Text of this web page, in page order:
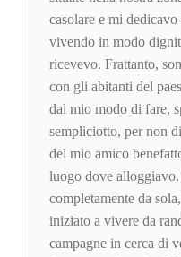
casolare e mi
vivendo in modo
ricevevo. Frattanto,
con gli abitanti del
dal mio modo di fare,
sempliciotto, per non
del mio amico
luogo dove
completamente da
iniziato a vivere da
campagne in cerca di